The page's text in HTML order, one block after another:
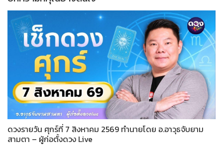
ดวงรายวัน ศุกร์ที่ 7 สิงหาคม 2569 ทำนายโดย อ.อาวุธจับยาม
สามตา – ผู้ก่อตั้งดวง Live